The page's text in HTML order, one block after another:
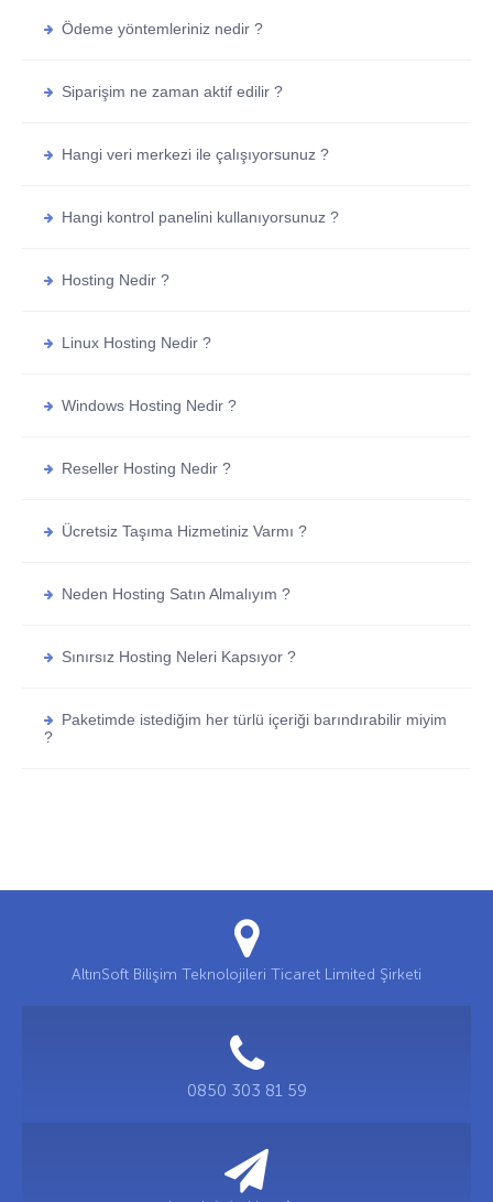
Ödeme yöntemleriniz nedir ?
Siparişim ne zaman aktif edilir ?
Hangi veri merkezi ile çalışıyorsunuz ?
Hangi kontrol panelini kullanıyorsunuz ?
Hosting Nedir ?
Linux Hosting Nedir ?
Windows Hosting Nedir ?
Reseller Hosting Nedir ?
Ücretsiz Taşıma Hizmetiniz Varmı ?
Neden Hosting Satın Almalıyım ?
Sınırsız Hosting Neleri Kapsıyor ?
Paketimde istediğim her türlü içeriği barındırabilir miyim
?
AltınSoft Bilişim Teknolojileri Ticaret Limited Şirketi
0850 303 81 59